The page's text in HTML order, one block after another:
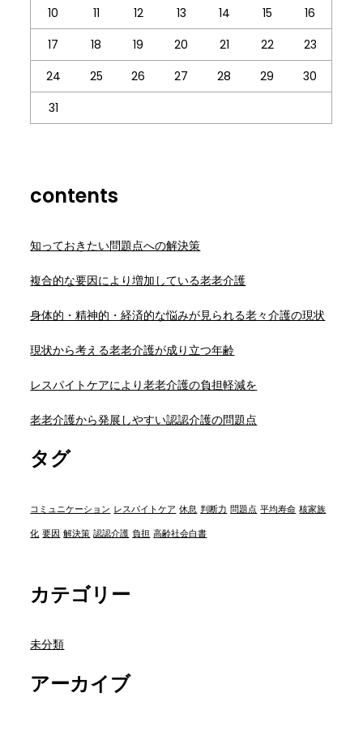
10
11 12 13 14 15
16
17
18 19 20 21 22
23
24
25 26 27 28 29
30
31
contents
知っておきたい問題点への解決策
複合的な要因により増加している老老介護
身体的・精神的・経済的な悩みが見られる老々介護の現状
現状から考える老老介護が成り立つ年齢
レスパイトケアにより老老介護の負担軽減を
老老介護から発展しやすい認認介護の問題点
タグ
コミュニケーション レスパイトケア 休息 判断力 問題点 平均寿命 核家族
化 要因 解決策 認認介護 負担 高齢社会白書
カテゴリー
未分類
アーカイブ